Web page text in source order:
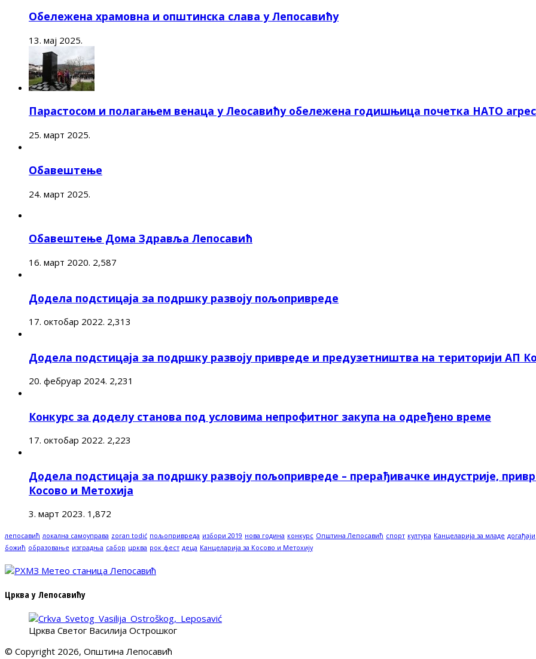
Обележена храмовна и општинска слава у Лепосавићу
13. мај 2025.
Парастосом и полагањем венаца у Леосавићу обележена годишњица почетка НАТО
25. март 2025.
Обавештење
24. март 2025.
Обавештење Дома Здравља Лепосавић
16. март 2020. 2,587
Додела подстицаја за подршку развоју пољопривреде
17. октобар 2022. 2,313
Додела подстицаја за подршку развоју привреде и предузетништва на територији АП
20. фебруар 2024. 2,231
Конкурс за доделу станова под условима непрофитног закупа на одређено време
17. октобар 2022. 2,223
Додела подстицаја за подршку развоју пољопривреде – прерађивачке индустрије,
Косово и Метохија
3. март 2023. 1,872
лепосавић локална самоуправа zoran todić пољопривреда избори 2019 нова година конкурс Општина Лепосавић спорт култура Канцеларија за младе догађаји
божић образовање изградња сабор црква рок фест деца Канцеларија за Косово и Метохију
Црква у Лепосавићу
Црква Светог Василија Острошког
© Copyright 2026, Општина Лепосавић